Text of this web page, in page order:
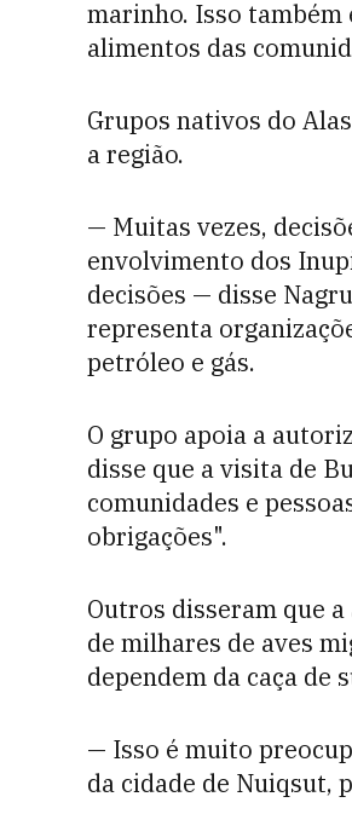
marinho. Isso também
alimentos das
Grupos nativos do
a região.
— Muitas vezes,
envolvimento dos
decisões — disse
representa
petróleo e gás.
O grupo apoia a
disse que a visita de
comunidades e
obrigações".
Outros disseram que
de milhares de aves
dependem da caça de
— Isso é muito
da cidade de Nuiqsut,